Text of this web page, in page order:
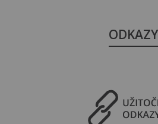
ODKAZY